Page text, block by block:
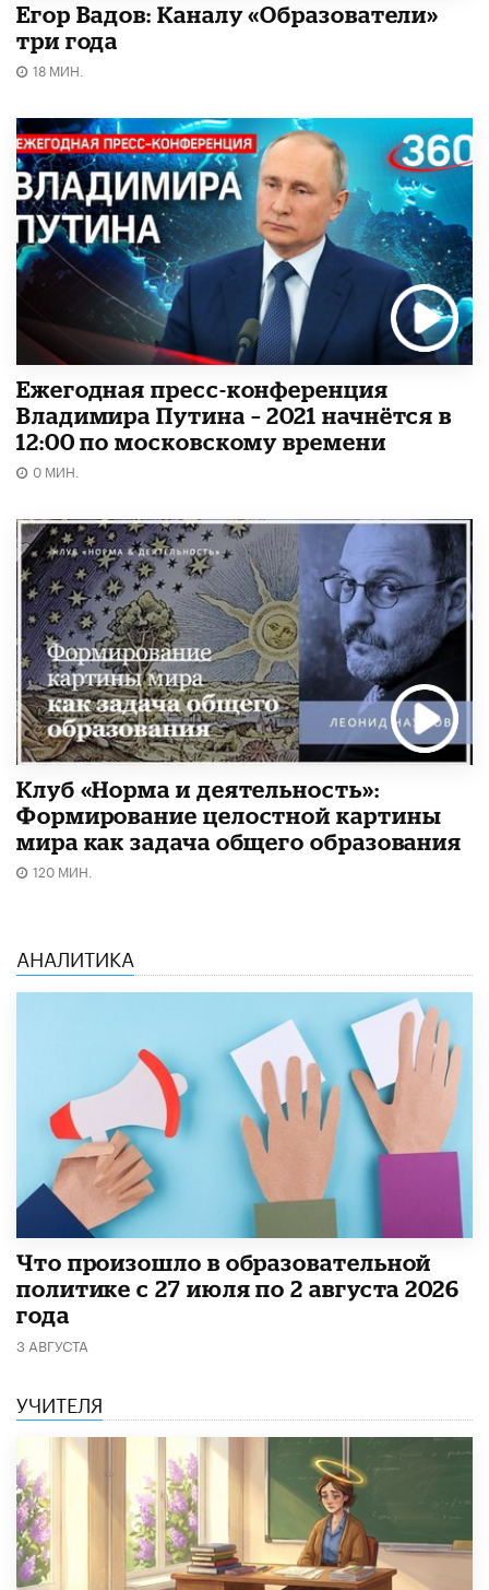
Егор Вадов: Каналу «Образователи»
три года
18 МИН.
Ежегодная пресс-конференция
Владимира Путина – 2021 начнётся в
12:00 по московскому времени
0 МИН.
Клуб «Норма и деятельность»:
Формирование целостной картины
мира как задача общего образования
120 МИН.
АНАЛИТИКА
​Что произошло в образовательной
политике с 27 июля по 2 августа 2026
года
3 АВГУСТА
УЧИТЕЛЯ